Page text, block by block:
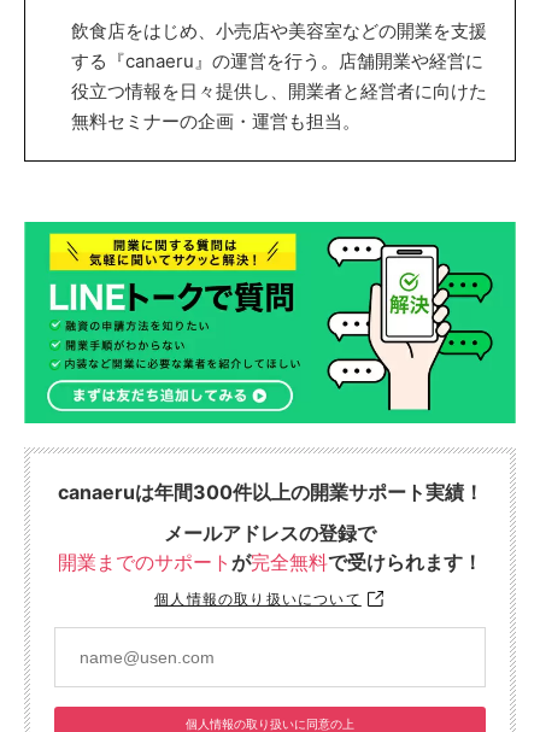
飲食店をはじめ、小売店や美容室などの開業を支援
する『canaeru』の運営を行う。店舗開業や経営に
役立つ情報を日々提供し、開業者と経営者に向けた
無料セミナーの企画・運営も担当。
canaeruは年間300件以上の開業サポート実績！
メールアドレスの登録で
開業までのサポート が完全無料で受けられます！
個人情報の取り扱いについて
個人情報の取り扱いに同意の上